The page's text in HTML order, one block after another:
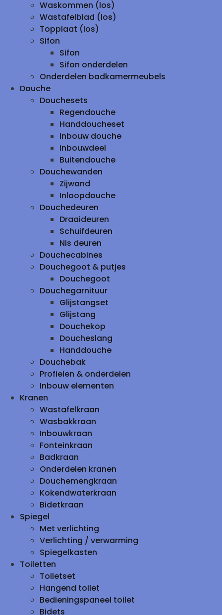
Waskommen (los)
Wastafelblad (los)
Topplaat (los)
Sifon
Sifon
Sifon onderdelen
Onderdelen badkamermeubels
Douche
Douchesets
Regendouche
Handdoucheset
Inbouw douche
inbouwdeel
Buitendouche
Douchewanden
Zijwand
Inloopdouche
Douchedeuren
Draaideuren
Schuifdeuren
Nis deuren
Douchecabines
Douchegoot & putjes
Douchegoot
Douchegarnituur
Glijstangset
Glijstang
Douchekop
Doucheslang
Handdouche
Douchebak
Profielen & onderdelen
Inbouw elementen
Kranen
Wastafelkraan
Wasbakkraan
Inbouwkraan
Fonteinkraan
Badkraan
Onderdelen kranen
Douchemengkraan
Kokendwaterkraan
Bidetkraan
Spiegel
Met verlichting
Verlichting / verwarming
Spiegelkasten
Toiletten
Toiletset
Hangend toilet
Bedieningspaneel toilet
Bidets